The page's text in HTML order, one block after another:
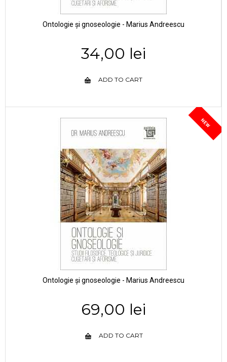
Ontologie și gnoseologie - Marius Andreescu
34,00 lei
ADD TO CART
NEW
Ontologie și gnoseologie - Marius Andreescu
69,00 lei
ADD TO CART